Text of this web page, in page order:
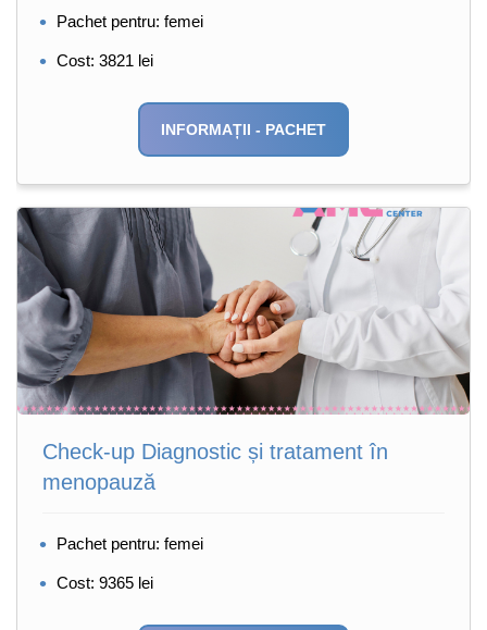
Pachet pentru: femei
Cost: 3821 lei
INFORMAȚII - PACHET
Check-up Diagnostic și tratament în
menopauză
Pachet pentru: femei
Cost: 9365 lei